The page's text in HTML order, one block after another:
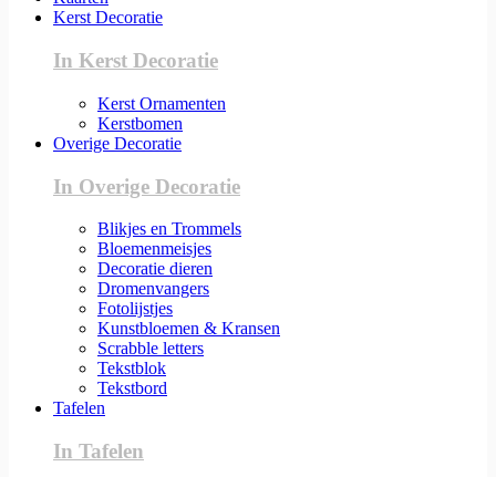
Kerst Decoratie
In Kerst Decoratie
Kerst Ornamenten
Kerstbomen
Overige Decoratie
In Overige Decoratie
Blikjes en Trommels
Bloemenmeisjes
Decoratie dieren
Dromenvangers
Fotolijstjes
Kunstbloemen & Kransen
Scrabble letters
Tekstblok
Tekstbord
Tafelen
In Tafelen